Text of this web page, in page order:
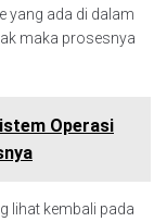
yang ada di dalam
maka prosesnya
Operasi
lihat kembali pada